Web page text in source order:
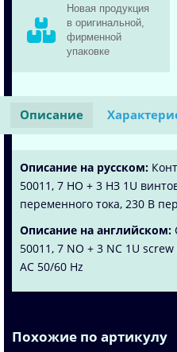
Новая продукция
в оригинальной,
фирменной
упаковке
Описание
Описание на русском:
50011, 7 НО + 3 НЗ 1U
переменного тока, 230 В
Описание на английском:
50011, 7 NO + 3 NC 1U
AC 50/60 Hz
Похожие по артикулу